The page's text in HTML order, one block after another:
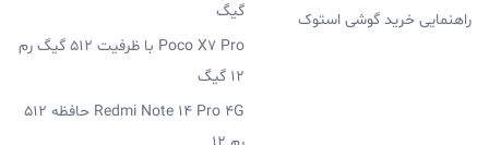
راهنمایی خرید گوشی استوک
گیگ
Poco X7 Pro با ظرفیت 512 گیگ رم
12 گیگ
Redmi Note 14 Pro 4G حافظه 512